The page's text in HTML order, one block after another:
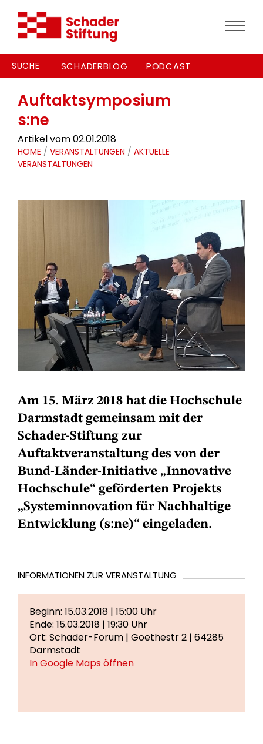
SUCHE SCHADERBLOG PODCAST
Auftaktsymposium
s:ne
Artikel vom 02.01.2018
HOME / VERANSTALTUNGEN / AKTUELLE
VERANSTALTUNGEN
Am 15. März 2018 hat die Hochschule
Darmstadt gemeinsam mit der
Schader-Stiftung zur
Auftaktveranstaltung des von der
Bund-Länder-Initiative „Innovative
Hochschule“ geförderten Projekts
„Systeminnovation für Nachhaltige
Entwicklung (s:ne)“ eingeladen.
INFORMATIONEN ZUR VERANSTALTUNG
Beginn: 15.03.2018 | 15:00 Uhr
Ende: 15.03.2018 | 19:30 Uhr
Ort: Schader-Forum | Goethestr 2 | 64285
Darmstadt
In Google Maps öffnen